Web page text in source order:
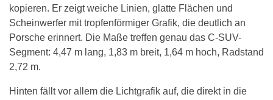
kopieren. Er zeigt weiche Linien, glatte Flächen und
Scheinwerfer mit tropfenförmiger Grafik, die deutlich an
Porsche erinnert. Die Maße treffen genau das C-SUV-
Segment: 4,47 m lang, 1,83 m breit, 1,64 m hoch, Radstand
2,72 m.
Hinten fällt vor allem die Lichtgrafik auf, die direkt in die